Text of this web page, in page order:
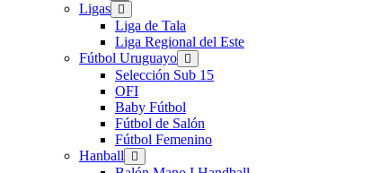
Ligas
Liga de Tala
Liga Regional del Este
Fútbol Uruguayo
Selección Sub 15
OFI
Baby Fútbol
Fútbol de Salón
Fútbol Femenino
Hanball